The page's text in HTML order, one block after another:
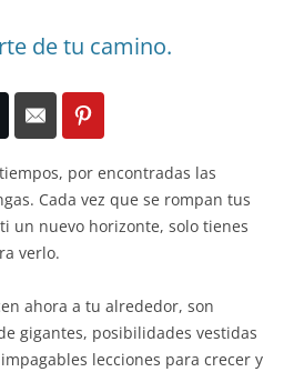
de tu camino.
por encontradas las
Cada vez que se rompan tus
un nuevo horizonte, solo tienes
verlo.
ahora a tu alrededor, son
gigantes, posibilidades vestidas
lecciones para crecer y